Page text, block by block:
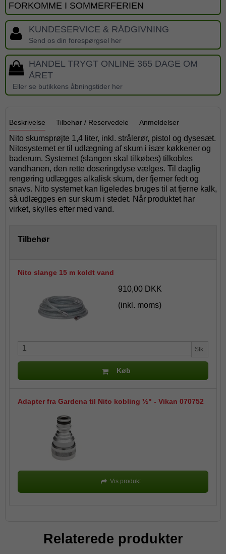
FORKOMME I SOMMERFERIEN
KUNDESERVICE & RÅDGIVNING
Send os din forespørgsel her
HANDEL TRYGT ONLINE 365 DAGE OM
ÅRET
Eller se butikkens åbningstider her
Beskrivelse Tilbehør / Reservedele Anmeldelser
Nito skumsprøjte 1,4 liter, inkl. strålerør, pistol og dysesæt.
Nitosystemet er til udlægning af skum i især køkkener og
baderum. Systemet (slangen skal tilkøbes) tilkobles
vandhanen, den rette doseringdyse vælges. Til daglig
rengøring udlægges alkalisk skum, der fjerner fedt og
snavs. Nito systemet kan ligeledes bruges til at fjerne kalk,
så udlægges en sur skum i stedet. Når produktet har
virket, skylles efter med vand.
Tilbehør
Nito slange 15 m koldt vand
910,00 DKK
(inkl. moms)
Stk.
Køb
Adapter fra Gardena til Nito kobling ½" - Vikan 070752
Vis produkt
Relaterede produkter